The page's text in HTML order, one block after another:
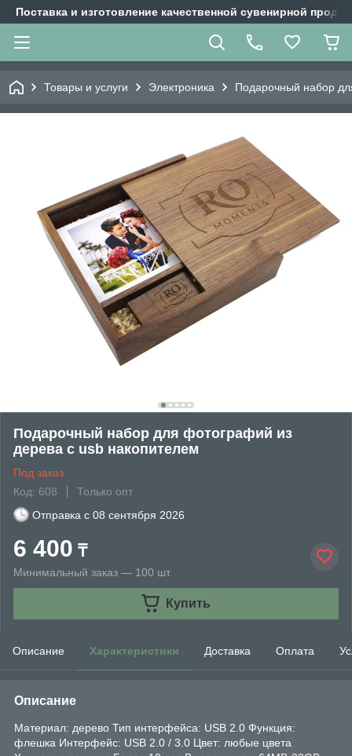
Поставка и изготовление качественной сувенирной
Товары и услуги Электроника Подарочный набор
Подарочный набор для фотографий из
дерева с usb накопителем
Под заказ
Код: 608
Только опт
Отправка с 08 сентября 2026
6 400 ₸
Минимальный заказ — 100 шт.
Купить
Описание Характеристики Доставка Оплата
Описание
Материал: дерево Тип интерфейса: USB 2.0 Функция:
флешка Интерфейс: USB 2.0 / 3.0 Цвет: любые цвета